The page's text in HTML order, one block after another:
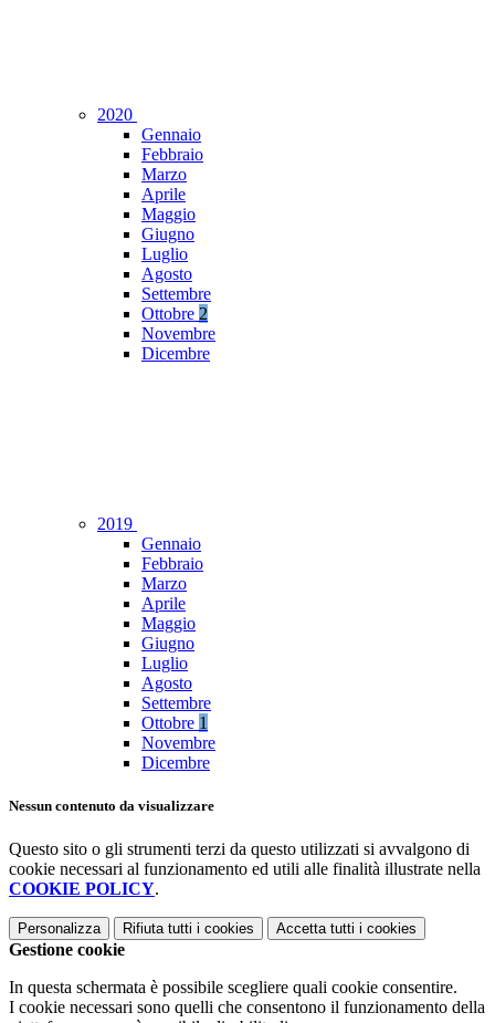
2020
Gennaio
Febbraio
Marzo
Aprile
Maggio
Giugno
Luglio
Agosto
Settembre
Ottobre 2
Novembre
Dicembre
2019
Gennaio
Febbraio
Marzo
Aprile
Maggio
Giugno
Luglio
Agosto
Settembre
Ottobre 1
Novembre
Dicembre
Nessun contenuto da visualizzare
Questo sito o gli strumenti terzi da questo utilizzati si avvalgono di
cookie necessari al funzionamento ed utili alle finalità illustrate nella
COOKIE POLICY.
Personalizza Rifiuta tutti i cookies Accetta tutti i cookies
Gestione cookie
In questa schermata è possibile scegliere quali cookie consentire.
I cookie necessari sono quelli che consentono il funzionamento della